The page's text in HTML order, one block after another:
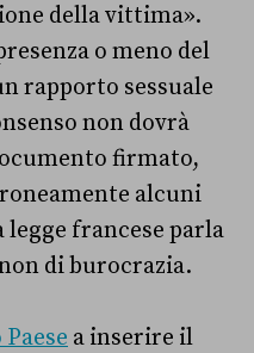
della vittima».
o meno del
rapporto sessuale
non dovrà
firmato,
alcuni
francese parla
di burocrazia.
a inserire il